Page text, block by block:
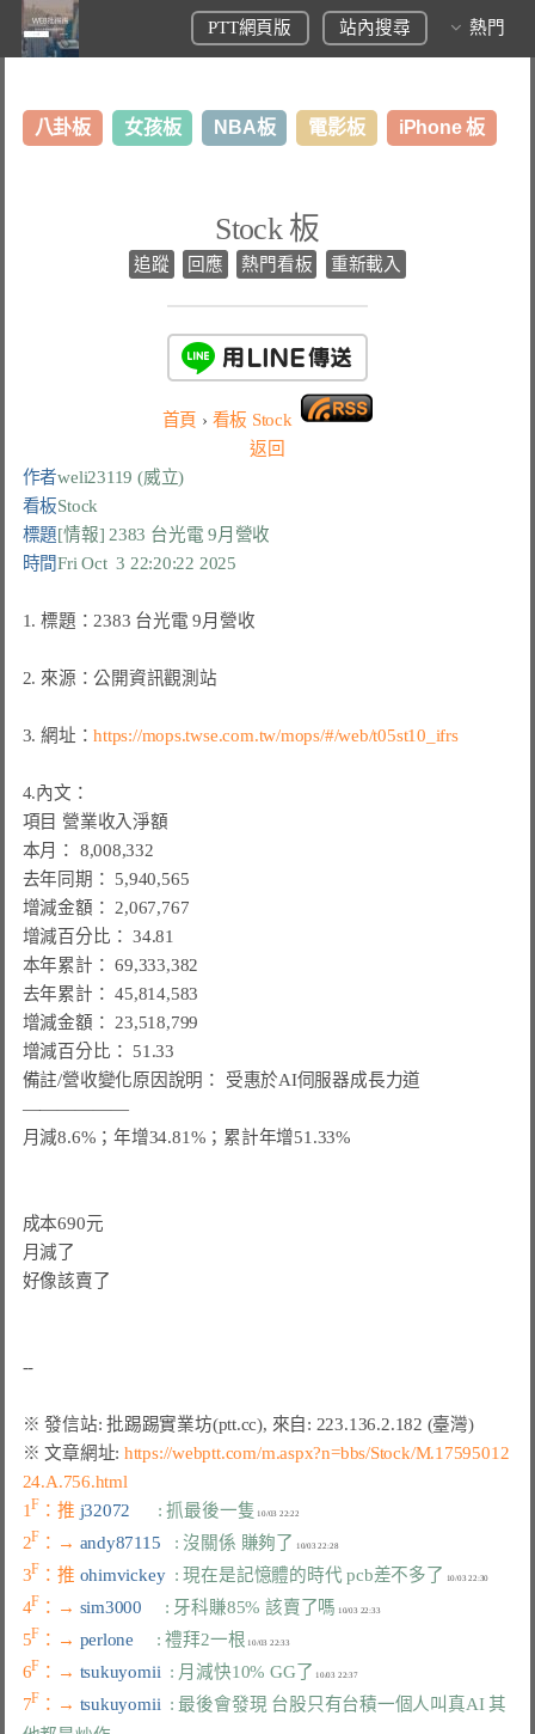
PTT網頁版 站內搜尋 熱門
八卦板 女孩板 NBA板 電影板 iPhone 板
Stock 板
追蹤 回應 熱門看板 重新載入
首頁 › 看板 Stock
返回
作者weli23119 (威立)
看板Stock
標題[情報] 2383 台光電 9月營收
時間Fri Oct  3 22:20:22 2025
1. 標題：2383 台光電 9月營收
2. 來源：公開資訊觀測站
3. 網址：https://mops.twse.com.tw/mops/#/web/t05st10_ifrs
4.內文：
項目 營業收入淨額
本月： 8,008,332
去年同期： 5,940,565
增減金額： 2,067,767
增減百分比： 34.81
本年累計： 69,333,382
去年累計： 45,814,583
增減金額： 23,518,799
增減百分比： 51.33
備註/營收變化原因說明： 受惠於AI伺服器成長力道
——————
月減8.6%；年增34.81%；累計年增51.33%
成本690元
月減了
好像該賣了
※ 發信站: 批踢踢實業坊(ptt.cc), 來自: 223.136.2.182 (臺灣)
※ 文章網址: https://webptt.com/m.aspx?n=bbs/Stock/M.17595012
24.A.756.html
1F ：推 j32072 : 抓最後一隻
2F ：→ andy87115 : 沒關係 賺夠了 10/03 22:28
3F ：推 ohimvickey : 現在是記憶體的時代 pcb差不多了
4F ：→ sim3000 : 牙科賺85% 該賣了嗎 10/03 22:33
5F ：→ perlone : 禮拜2一根 10/03 22:33
6F ：→ tsukuyomii : 月減快10% GG了 10/03 22:37
7F ：→ tsukuyomii : 最後會發現 台股只有台積一個人叫真AI 其